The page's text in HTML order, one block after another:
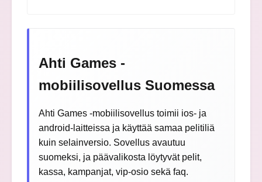
Ahti Games -
mobiilisovellus Suomessa
Ahti Games -mobiilisovellus toimii ios- ja
android-laitteissa ja käyttää samaa pelitiliä
kuin selainversio. Sovellus avautuu
suomeksi, ja päävalikosta löytyvät pelit,
kassa, kampanjat, vip-osio sekä faq.